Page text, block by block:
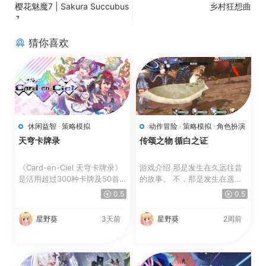
樱花魅魔7 | Sakura Succubus
7
乡村狂想曲
猜你喜欢
休闲益智 · 策略模拟
天穹卡牌录
《Card-en-Ciel 天穹卡牌录》
是活用超过300种卡牌及50首
歌曲来展开战斗的牌组构筑...0.5
星野葵 3天前
动作冒险 · 策略模拟 · 角色扮演
传颂之物 循白之证
游戏介绍 那是发生在久远往昔
的故事。 不，那是发生在遥远
0.5
星野葵 2周前